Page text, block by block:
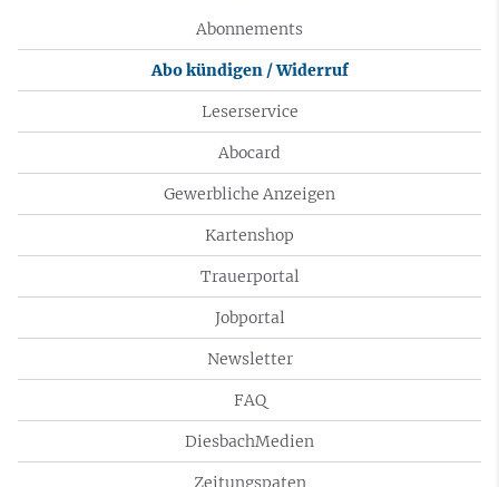
Abonnements
Abo kündigen / Widerruf
Leserservice
Abocard
Gewerbliche Anzeigen
Kartenshop
Trauerportal
Jobportal
Newsletter
FAQ
DiesbachMedien
Zeitungspaten